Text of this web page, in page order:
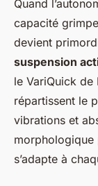
Quand
capacité
devient
suspension
le VariQuick de
répartissent le
vibrations et
morphologique
s’adapte à